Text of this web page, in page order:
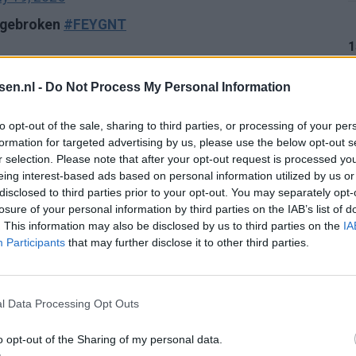
- Do Not Process My Personal Information
opt-out of the sale, sharing to third parties, or processing of your
for targeted advertising by us, please use the below opt-out
selection. Please note that after your opt-out request is processed
interest-based ads based on personal information utilized by us
to third parties prior to your opt-out. You may separately
of your personal information by third parties on the IAB’s list of
This information may also be disclosed by us to third parties on the
Participants that may further disclose it to other third parties.
Data Processing Opt Outs
opt-out of the Sharing of my personal data.
#FEYGNT
gebroken is” mooi klote voor Beelen en
Beelen! Dit kan wel eens een hele zware blessure
19, 2025
nieuws over Timber